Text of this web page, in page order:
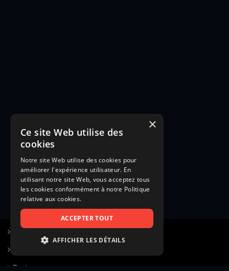
Poster une annonce
×
Ce site Web utilise des
cookies
Notre site Web utilise des cookies pour
améliorer l'expérience utilisateur. En
utilisant notre site Web, vous acceptez tous
les cookies conformément à notre Politique
relative aux cookies.
ACCEPTER TOUT
AFFICHER LES DÉTAILS